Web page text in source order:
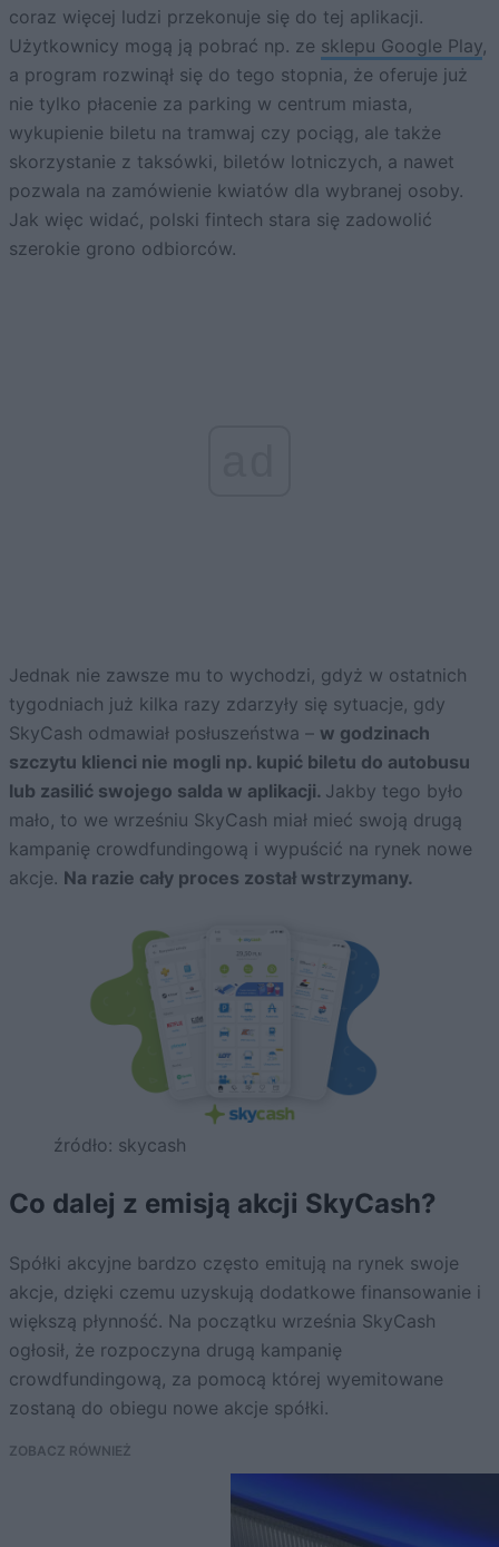
coraz więcej ludzi przekonuje się do tej aplikacji.
Użytkownicy mogą ją pobrać np. ze sklepu Google Play,
a program rozwinął się do tego stopnia, że oferuje już
nie tylko płacenie za parking w centrum miasta,
wykupienie biletu na tramwaj czy pociąg, ale także
skorzystanie z taksówki, biletów lotniczych, a nawet
pozwala na zamówienie kwiatów dla wybranej osoby.
Jak więc widać, polski fintech stara się zadowolić
szerokie grono odbiorców.
Jednak nie zawsze mu to wychodzi, gdyż w ostatnich
tygodniach już kilka razy zdarzyły się sytuacje, gdy
SkyCash odmawiał posłuszeństwa – w godzinach
szczytu klienci nie mogli np. kupić biletu do autobusu
lub zasilić swojego salda w aplikacji. Jakby tego było
mało, to we wrześniu SkyCash miał mieć swoją drugą
kampanię crowdfundingową i wypuścić na rynek nowe
akcje. Na razie cały proces został wstrzymany.
źródło: skycash
Co dalej z emisją akcji SkyCash?
Spółki akcyjne bardzo często emitują na rynek swoje
akcje, dzięki czemu uzyskują dodatkowe finansowanie i
większą płynność. Na początku września SkyCash
ogłosił, że rozpoczyna drugą kampanię
crowdfundingową, za pomocą której wyemitowane
zostaną do obiegu nowe akcje spółki.
ZOBACZ RÓWNIEŻ